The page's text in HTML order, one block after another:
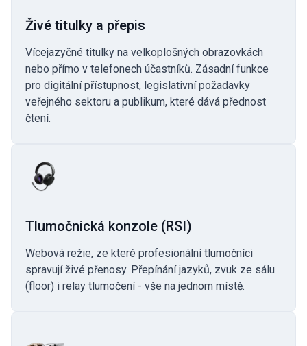
Živé titulky a přepis
Vícejazyčné titulky na velkoplošných obrazovkách
nebo přímo v telefonech účastníků. Zásadní funkce
pro digitální přístupnost, legislativní požadavky
veřejného sektoru a publikum, které dává přednost
čtení.
Tlumočnická konzole (RSI)
Webová režie, ze které profesionální tlumočníci
spravují živé přenosy. Přepínání jazyků, zvuk ze sálu
(floor) i relay tlumočení - vše na jednom místě.